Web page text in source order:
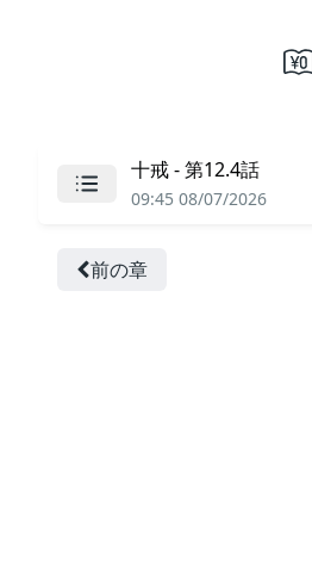
十戒 - 第12.4話
09:45 08/07/2026
前の章